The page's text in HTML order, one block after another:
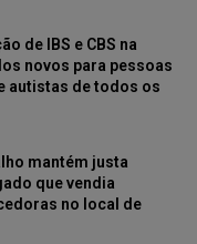
de IBS e CBS na
novos para pessoas
autistas de todos os
mantém justa
que vendia
no local de